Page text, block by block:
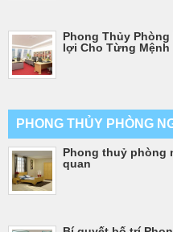
Phong Thủy
lợi Cho Từng Mệnh
PHONG THỦY PHÒNG
Phong thuỷ phòng
quan